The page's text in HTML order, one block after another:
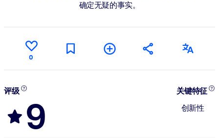
确定无疑的事实。
0
评级
9
关键特征
创新性